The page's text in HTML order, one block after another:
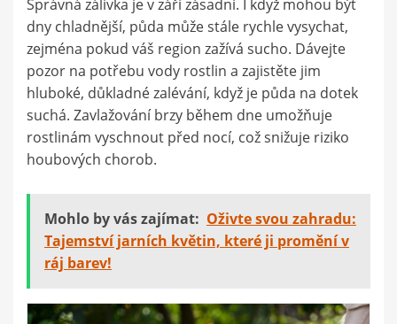
Správná zálivka je v září zásadní. I když mohou být
dny chladnější, půda může stále rychle vysychat,
zejména pokud váš region zažívá sucho. Dávejte
pozor na potřebu vody rostlin a zajistěte jim
hluboké, důkladné zalévání, když je půda na dotek
suchá. Zavlažování brzy během dne umožňuje
rostlinám vyschnout před nocí, což snižuje riziko
houbových chorob.
Mohlo by vás zajímat: Oživte svou zahradu:
Tajemství jarních květin, které ji promění v
ráj barev!